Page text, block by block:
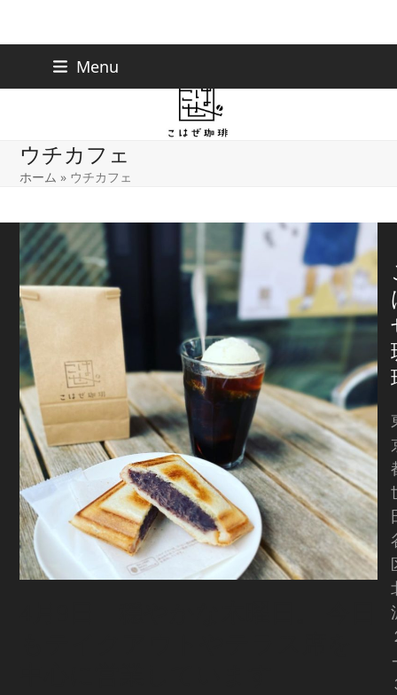
Menu
ウチカフェ
ホーム » ウチカフェ